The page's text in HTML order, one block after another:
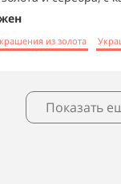
из золота
Показать